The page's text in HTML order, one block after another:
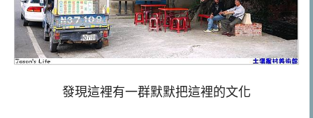
發現這裡有一群默默把這裡的文化